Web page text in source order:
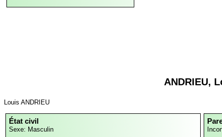
ANDRIEU,
Louis ANDRIEU
État civil
Sexe: Masculin